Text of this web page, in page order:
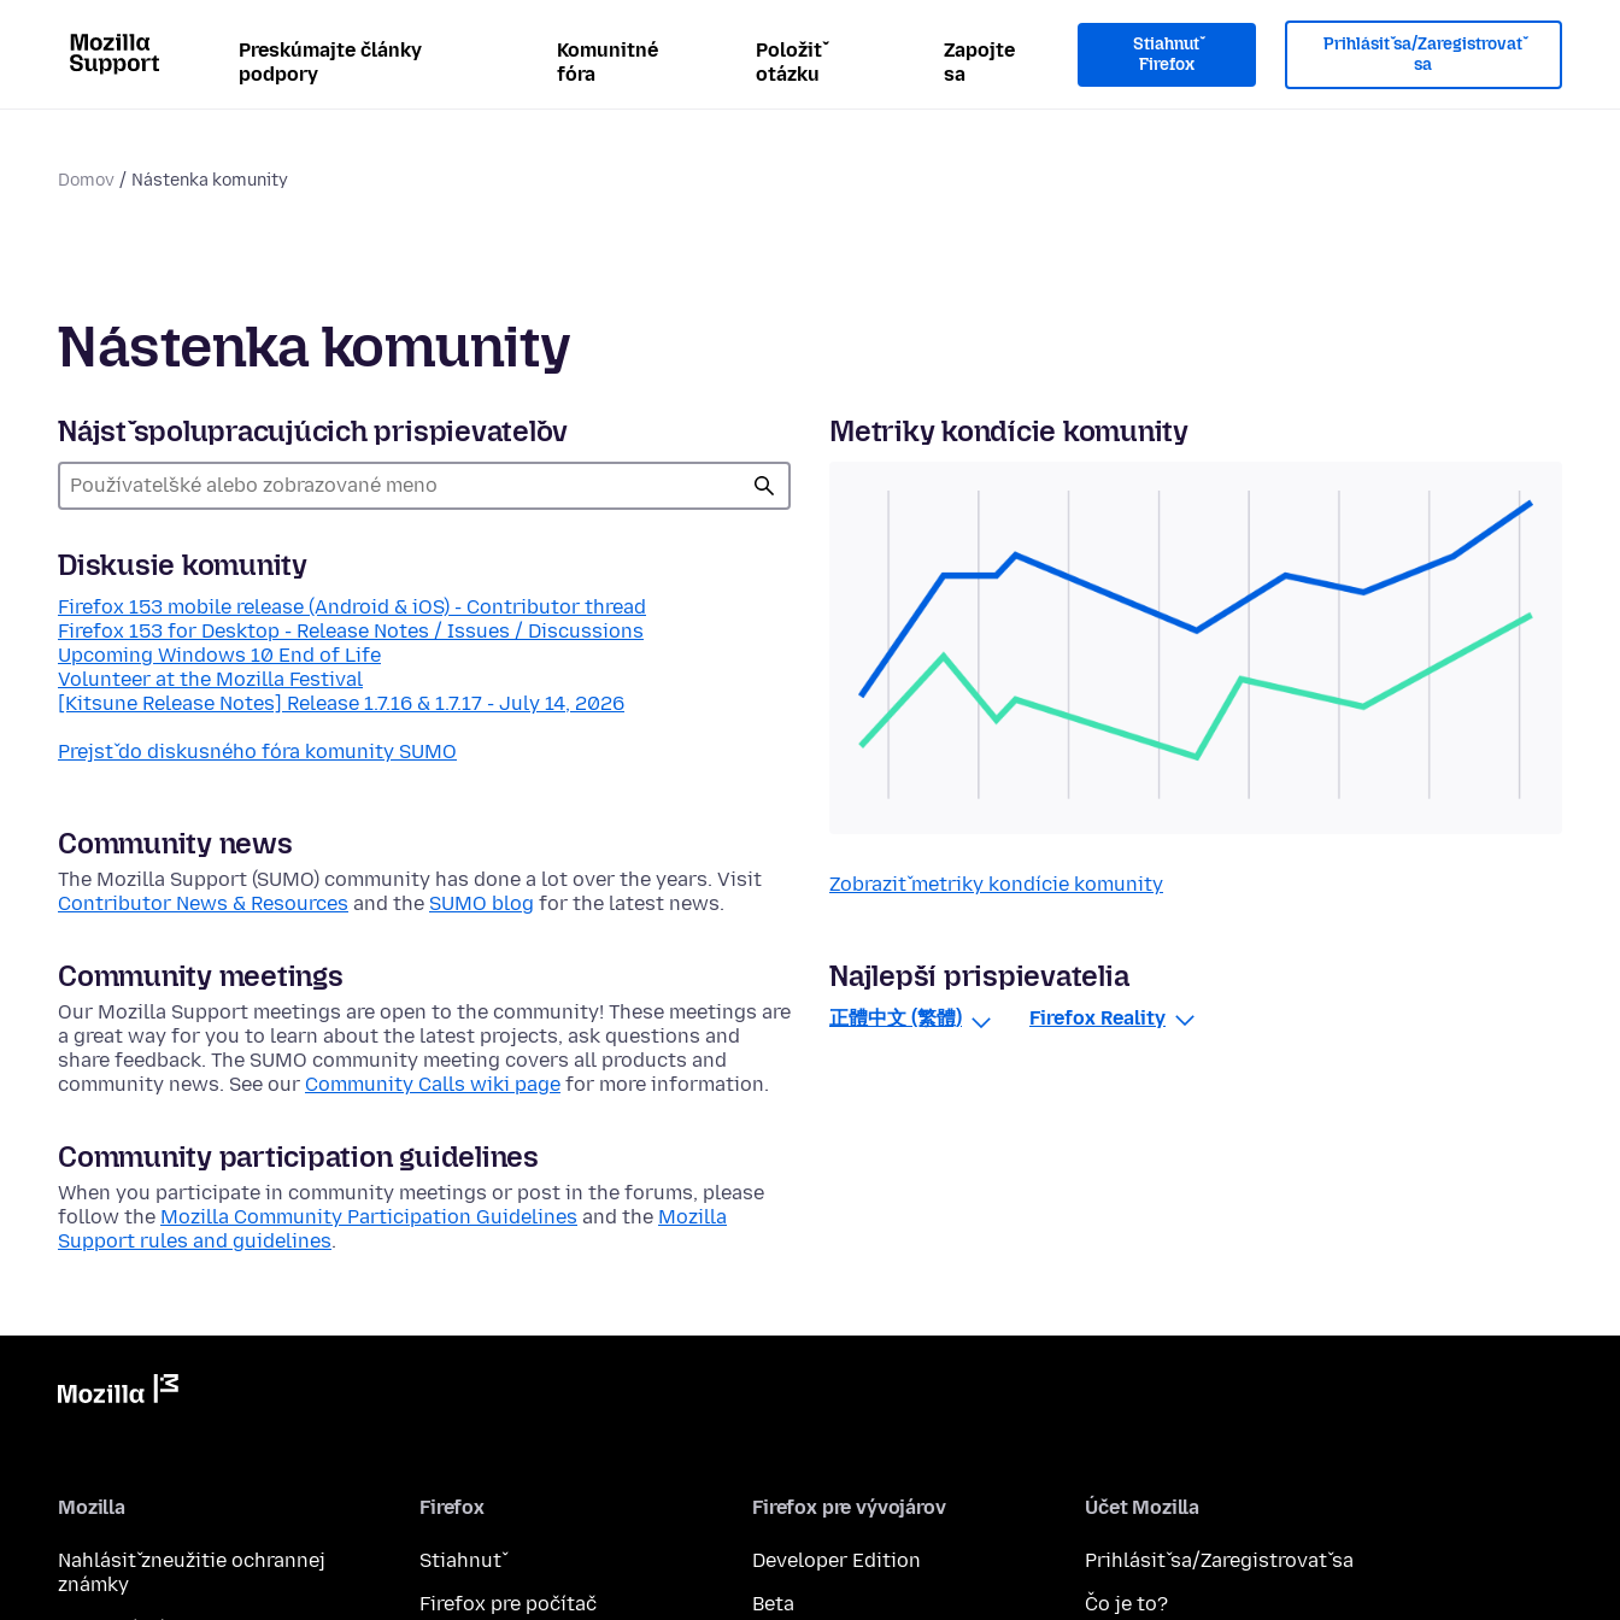
Preskúmajte články
podpory
Komunitné
fóra
Položiť
otázku
Zapojte
sa
Stiahnuť
Firefox
Prihlásiť sa/Zaregistrovať
sa
Domov Nástenka komunity
Nástenka komunity
Nájsť spolupracujúcich prispievateľov
Diskusie komunity
Firefox 153 mobile release (Android & iOS) - Contributor thread
Firefox 153 for Desktop - Release Notes / Issues / Discussions
Upcoming Windows 10 End of Life
Volunteer at the Mozilla Festival
[Kitsune Release Notes] Release 1.7.16 & 1.7.17 - July 14, 2026
Prejsť do diskusného fóra komunity SUMO
Community news
The Mozilla Support (SUMO) community has done a lot over the years. Visit
Contributor News & Resources and the SUMO blog for the latest news.
Community meetings
Our Mozilla Support meetings are open to the community! These meetings are
a great way for you to learn about the latest projects, ask questions and
share feedback. The SUMO community meeting covers all products and
community news. See our Community Calls wiki page for more information.
Community participation guidelines
When you participate in community meetings or post in the forums, please
follow the Mozilla Community Participation Guidelines and the Mozilla
Support rules and guidelines.
Metriky kondície komunity
Zobraziť metriky kondície komunity
Najlepší prispievatelia
正體中文 (繁體) Firefox Reality
Mozilla
Nahlásiť zneužitie ochrannej
známky
Firefox
Stiahnuť
Firefox pre počítač
Firefox pre vývojárov
Developer Edition
Beta
Účet Mozilla
Prihlásiť sa/Zaregistrovať sa
Čo je to?